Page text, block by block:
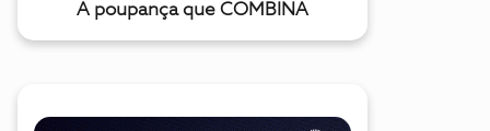
A poupança que COMBINA